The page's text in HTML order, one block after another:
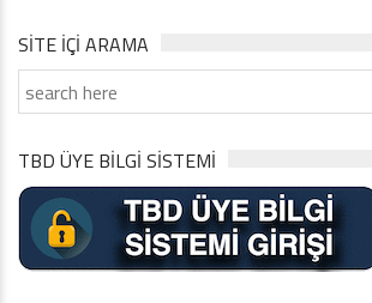
SITE IÇI ARAMA
TBD ÜYE BİLGİ SİSTEMİ